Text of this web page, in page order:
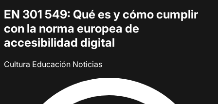
EN 301 549: Qué es y cómo cumplir
con la norma europea de
accesibilidad digital
Cultura Educación Noticias